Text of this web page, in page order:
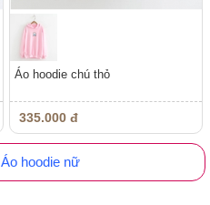
Áo hoodie chú thỏ
335.000 đ
Áo hoodie nữ